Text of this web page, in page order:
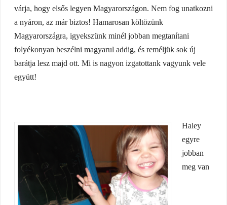
várja, hogy elsős legyen Magyarországon. Nem fog unatkozni
a nyáron, az már biztos! Hamarosan költözünk
Magyarországra, igyekszünk minél jobban megtanítani
folyékonyan beszélni magyarul addig, és reméljük sok új
barátja lesz majd ott. Mi is nagyon izgatottank vagyunk vele
együtt!
Haley
egyre
jobban
meg van